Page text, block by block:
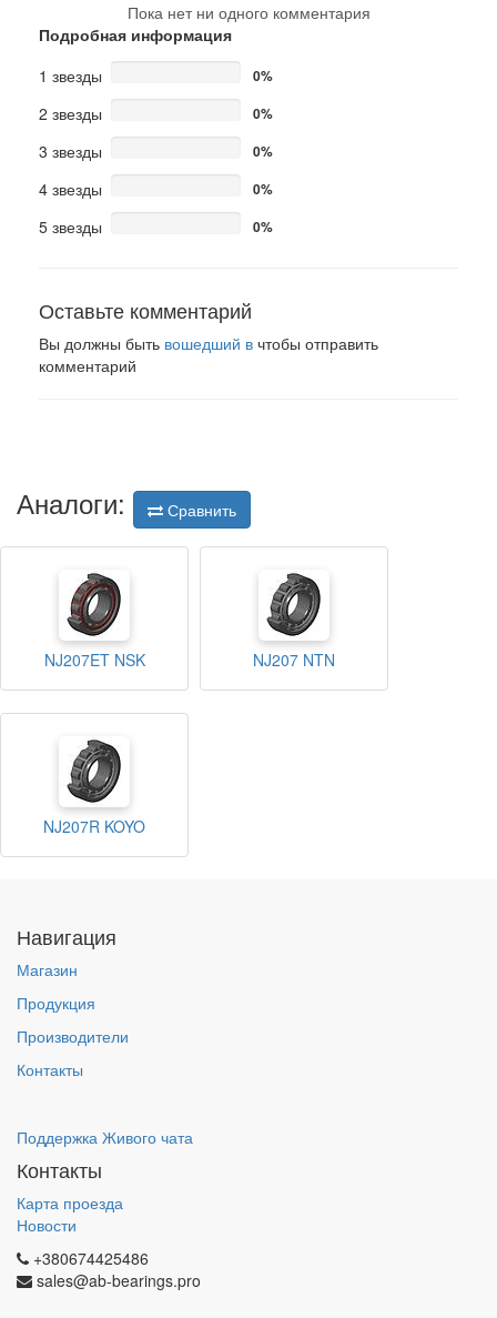
Пока нет ни одного комментария
Подробная информация
1 звезды
0%
2 звезды 0%
3 звезды 0%
4 звезды 0%
5 звезды 0%
Оставьте комментарий
Вы должны быть вошедший в чтобы отправить
комментарий
Аналоги: Сравнить
NJ207ET NSK NJ207 NTN
NJ207R KOYO
Навигация
Магазин
Продукция
Производители
Контакты
Поддержка Живого чата
Контакты
Карта проезда
Новости
+380674425486
sales@ab-bearings.pro